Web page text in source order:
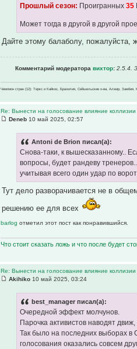
Прошлый сезон: Проигранных 35
Может тогда в другой в другой
Дайте этому балаболу, пожалуйста,
Комментарий модераторавихтор: 2.5.4.
Чемпион стран (12): Теркс и Кайкос, Бразилия, Сейшельские о-ва, Алжир, Замбия,
Re: Вынести на голосование влияние коллизии
Deneb 10 май 2025, 02:57
Antoni de Brion писал(а):
Снова-таки, к вышесказанному..
вопросы, будет рандеву
учитывая всего один удар по
Тут дело разворачивается не в
решению ее для всех
barlogотметил этот пост как понравившийся.
Что стоит сказать ложь и что после будет
Re: Вынести на голосование влияние коллизии
Akihiko 10 май 2025, 03:24
best_manager писал(а):
Очередной эффект молчунов.
Парочка активистов наводят
Так было на последних выборах в
голосования оказались совсем